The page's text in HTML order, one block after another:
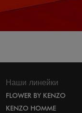
Наши линейки
FLOWER BY KENZO
KENZO HOMME